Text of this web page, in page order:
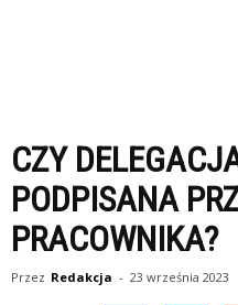
CZY
PODPISANA
PRACOWNIKA?
Przez Redakcja - 23 września 2023